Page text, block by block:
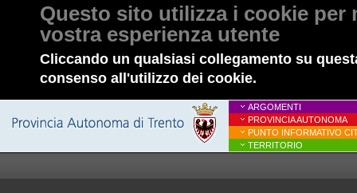
Questo sito utilizza i cookie per
vostra esperienza utente
Cliccando un qualsiasi collegamento su
consenso all'utilizzo dei cookie.
ARGOMENTI
PROVINCIA AUTONOMA
PUNTO INFORMATIVO
TERRITORIO